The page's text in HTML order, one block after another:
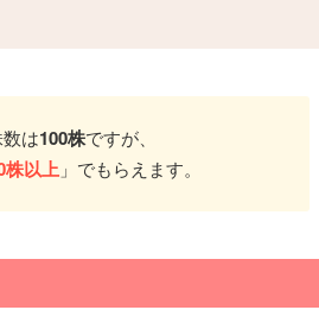
は100株ですが、
株以上」でもらえます。